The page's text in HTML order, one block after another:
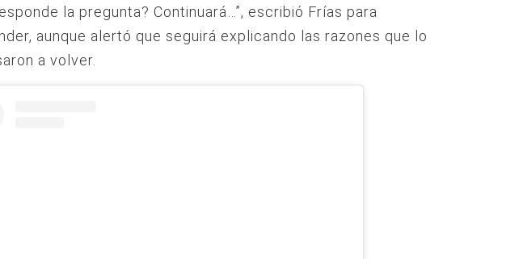
la pregunta? Continuará…”, escribió Frías para
aunque alertó que seguirá explicando las razones que lo
a volver.